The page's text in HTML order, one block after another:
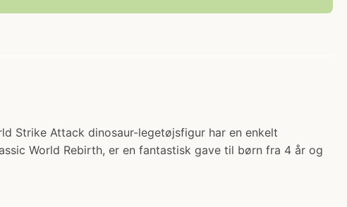
Strike Attack dinosaur-legetøjsfigur har en enkelt
World Rebirth, er en fantastisk gave til børn fra 4 år og